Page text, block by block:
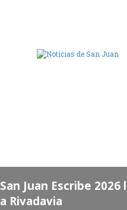
San Juan Escribe 2026
a Rivadavia